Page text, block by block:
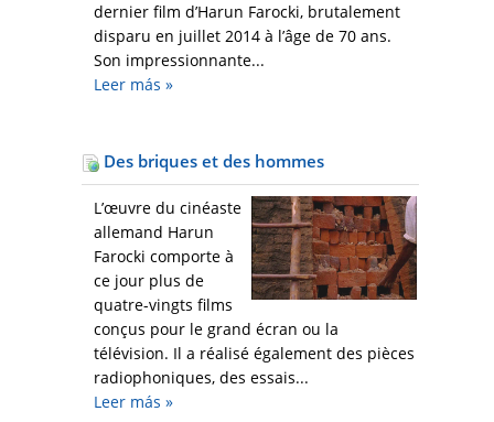
dernier film d’Harun Farocki, brutalement
disparu en juillet 2014 à l’âge de 70 ans.
Son impressionnante...
Leer más »
Des briques et des hommes
L’œuvre du cinéaste
allemand Harun
Farocki comporte à
ce jour plus de
quatre-vingts films
conçus pour le grand écran ou la
télévision. Il a réalisé également des pièces
radiophoniques, des essais...
Leer más »